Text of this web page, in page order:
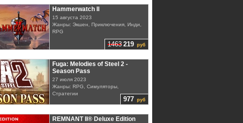
1463 219 руб
Hammerwatch II
15 августа 2023
Жанры: Экшен, Приключения, Инди,
RPG
977 руб
Fuga: Melodies of Steel 2 -
Season Pass
27 июля 2023
Жанры: RPG, Симуляторы,
Стратегии
REMNANT II® Deluxe Edition